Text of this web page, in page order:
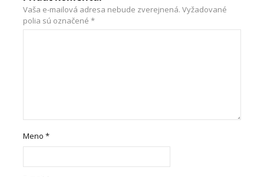
Vaša e-mailová adresa nebude zverejnená. Vyžadované
polia sú označené*
Meno*